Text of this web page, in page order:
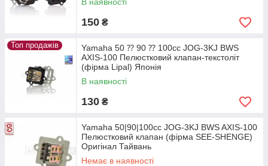
150 ₴
Топ продажів
Yamaha 50 ⁇ 90 ⁇ 100cc JOG-3KJ BWS
AXIS-100 Пелюстковий клапан-текстоліт
(фірма Lipal) Японія
В наявності
130 ₴
Yamaha 50|90|100cc JOG-3KJ BWS AXIS-100
Пелюстковий клапан (фірма SEE-SHENGE)
Оригінал Тайвань
Немає в наявності